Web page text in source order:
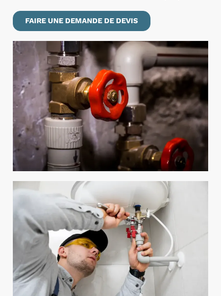
FAIRE UNE DEMANDE DE DEVIS